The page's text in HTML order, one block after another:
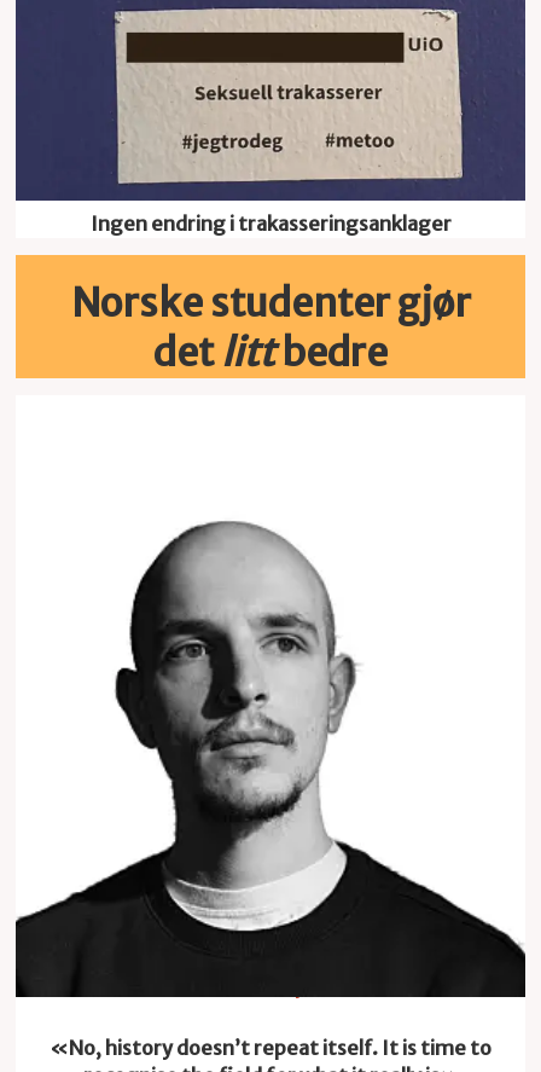
Ingen endring i trakasseringsanklager
Norske studenter gjør
detlittbedre
«No, history doesn’t repeat itself. It is time to